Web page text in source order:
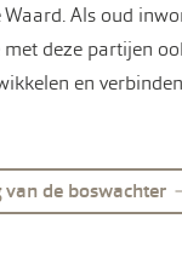
Waard. Als oud
deze partijen
en
van de boswachter